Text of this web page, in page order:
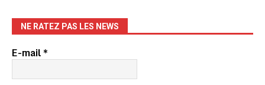
NE RATEZ PAS LES NEWS
E-mail*